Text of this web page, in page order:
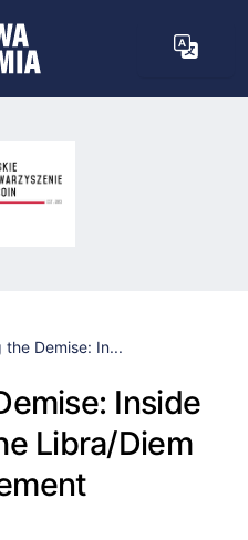
the Demise: In...
Inside
Libra/Diem